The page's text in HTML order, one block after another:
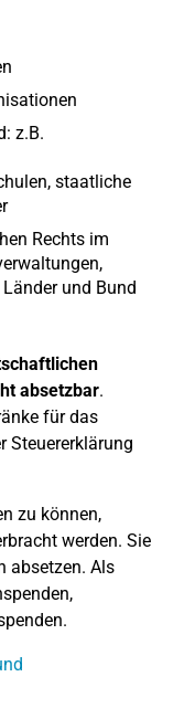
z.B.
staatliche
Rechts im
und Bund
absetzbar.
für das
Steuererklärung
zu können,
werden. Sie
absetzen. Als